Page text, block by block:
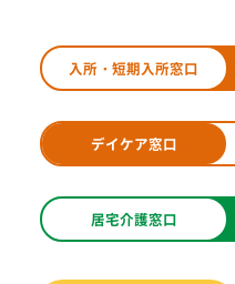
入所・短期入所窓口
デイケア窓口
居宅介護窓口